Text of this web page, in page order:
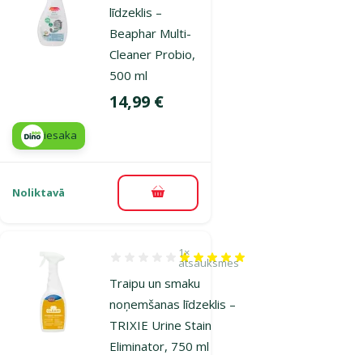
līdzeklis –
Beaphar Multi-
Cleaner Probio,
500 ml
Cena
14,99 €
iesaka
Noliktavā Pievienot grozam
Traipu un smaku
noņemšanas līdzeklis –
TRIXIE Urine Stain
Eliminator, 750 ml
Atsauksmes 100%, reitingu skaits: 1
1×
atsauksmes